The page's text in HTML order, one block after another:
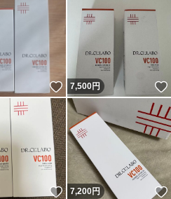
いいね！
7,500円
いいね！
7,200円